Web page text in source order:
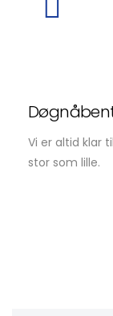
Vi er altid klar
stor som lille.